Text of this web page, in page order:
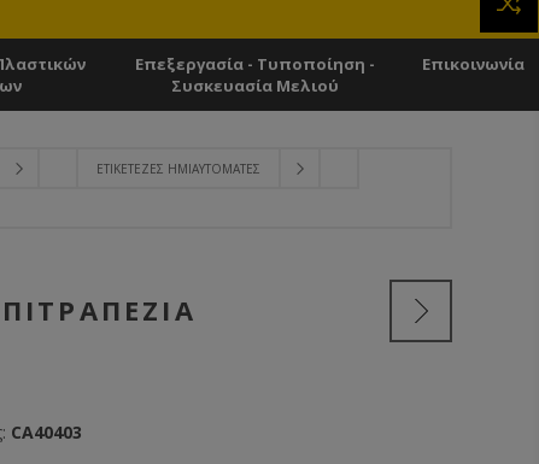
Επεξεργασία - Τυποποίηση -
Συσκευασία Μελιού
Επικοινωνία
ΕΤΙΚΕΤΈΖΕΣ ΗΜΙΑΥΤΌΜΑΤΕΣ
CA40403